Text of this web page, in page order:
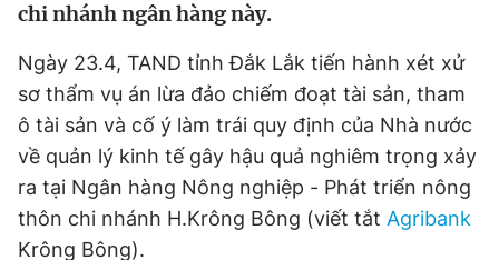
Sản phẩm khác
Tiện ích Bạn cần biết
Thông tin tòa soạn Liên hệ quảng cáo
chi nhánh ngân hàng này.
Ngày 23.4, TAND tỉnh Đắk Lắk tiến hành xét xử
sơ thẩm vụ án lừa đảo chiếm đoạt tài sản, tham
ô tài sản và cố ý làm trái quy định của Nhà nước
về quản lý kinh tế gây hậu quả nghiêm trọng xảy
ra tại Ngân hàng Nông nghiệp - Phát triển nông
thôn chi nhánh H.Krông Bông (viết tắt Agribank
Krông Bông).